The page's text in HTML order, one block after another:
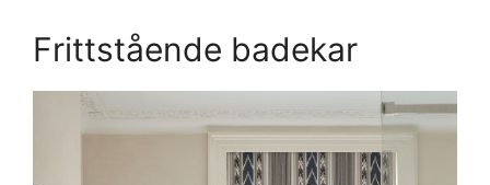
Frittstående badekar